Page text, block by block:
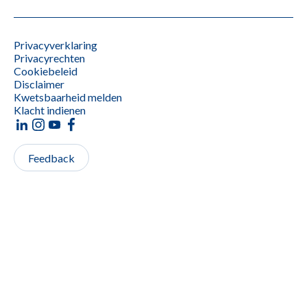
Privacyverklaring
Privacyrechten
Cookiebeleid
Disclaimer
Kwetsbaarheid melden
Klacht indienen
Feedback